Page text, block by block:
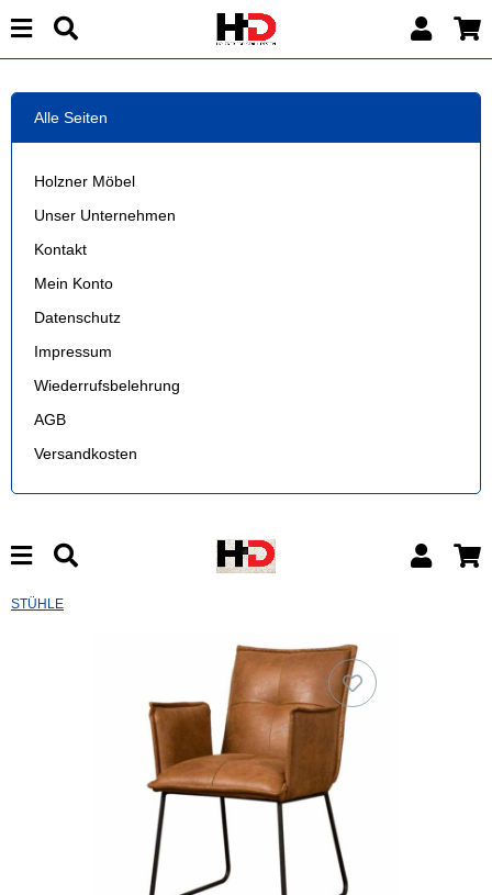
Alle Seiten
Holzner Möbel
Unser Unternehmen
Kontakt
Mein Konto
Datenschutz
Impressum
Wiederrufsbelehrung
AGB
Versandkosten
STÜHLE